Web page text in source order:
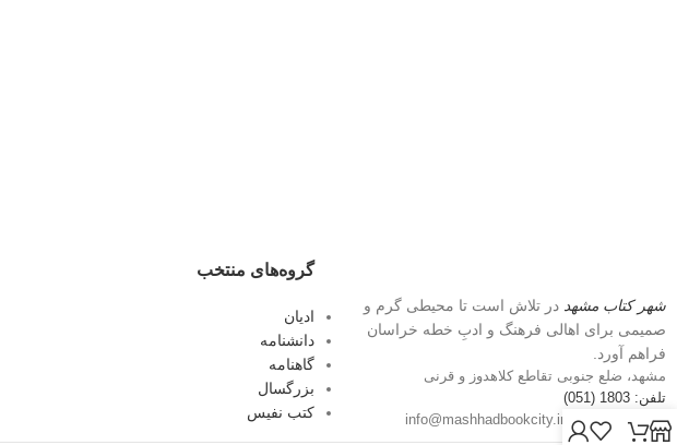
شهر کتاب مشهد در تلاش است تا محیطی گرم و
صمیمی برای اهالی فرهنگ و ادبِ خطه خراسان
فراهم آورد.
مشهد، ضلع جنوبی تقاطع کلاهدوز و قرنی
تلفن: 1803 (051)
پست الکترونیک: info@mashhadbookcity.ir
گروه‌های منتخب
ادیان
دانشنامه
گاهنامه
بزرگسال
کتب نفیس